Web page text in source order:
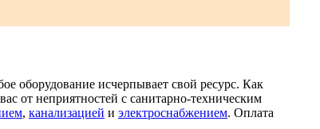
оборудование исчерпывает свой ресурс. Как
от неприятностей с санитарно-техническим
, канализацией и электроснабжением. Оплата